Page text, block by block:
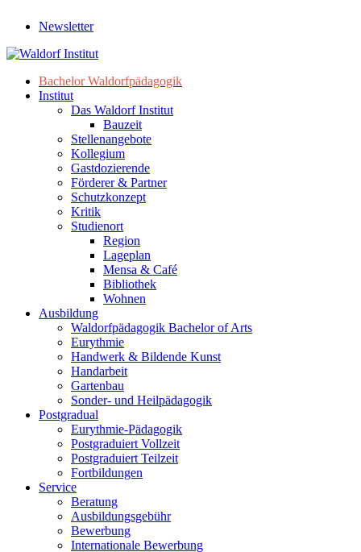
Newsletter
Bachelor Waldorfpädagogik
Institut
Das Waldorf Institut
Bauzeit
Stellenangebote
Kollegium
Gastdozierende
Förderer & Partner
Schutzkonzept
Kritik
Studienort
Region
Lageplan
Mensa & Café
Bibliothek
Wohnen
Ausbildung
Waldorfpädagogik Bachelor of Arts
Eurythmie
Handwerk & Bildende Kunst
Handarbeit
Gartenbau
Sonder- und Heilpädagogik
Postgradual
Eurythmie-Pädagogik
Postgraduiert Vollzeit
Postgraduiert Teilzeit
Fortbildungen
Service
Beratung
Ausbildungsgebühr
Bewerbung
Internationale Bewerbung